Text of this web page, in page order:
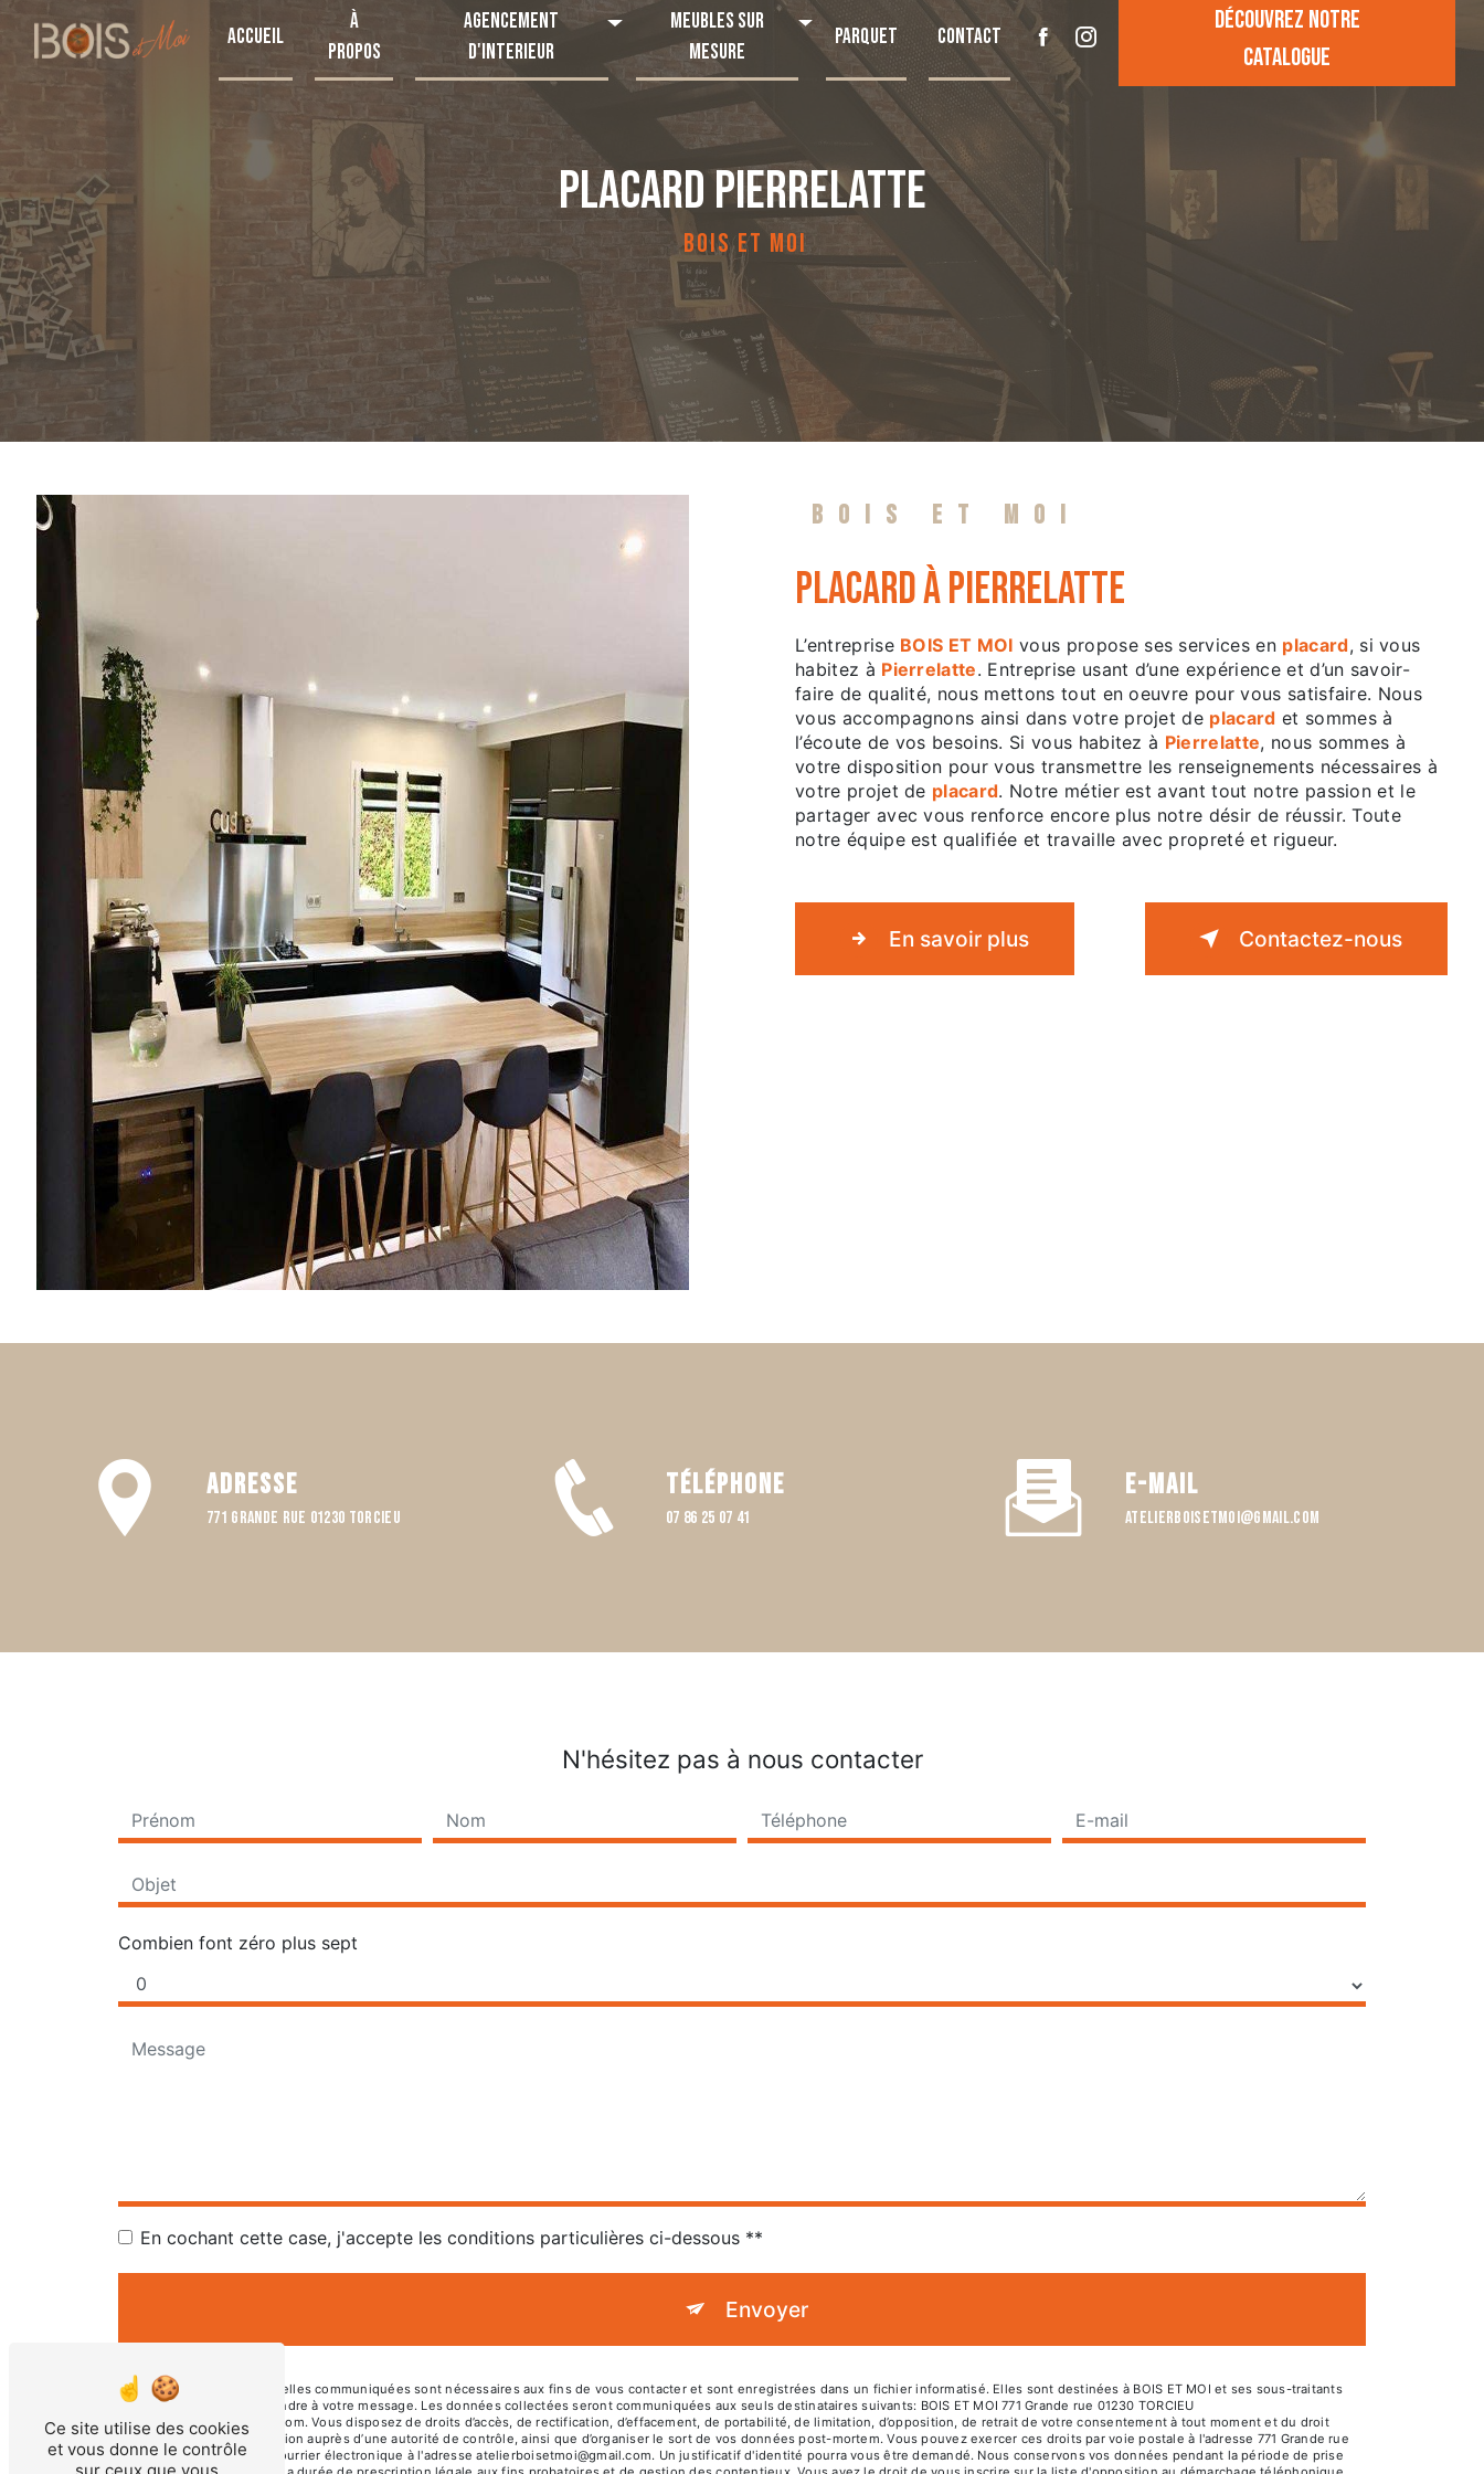
Accueil
À
propos
Agencement
d'interieur
Meubles sur
mesure
Parquet Contact
Découvrez notre
catalogue
PLACARD PIERRELATTE
BOIS ET MOI
BOIS ET MOI
placard à Pierrelatte
L’entreprise BOIS ET MOI vous propose ses services en placard, si vous
habitez à Pierrelatte. Entreprise usant d’une expérience et d’un savoir-
faire de qualité, nous mettons tout en oeuvre pour vous satisfaire. Nous
vous accompagnons ainsi dans votre projet de placard et sommes à
l’écoute de vos besoins. Si vous habitez à Pierrelatte, nous sommes à
votre disposition pour vous transmettre les renseignements nécessaires à
votre projet de placard. Notre métier est avant tout notre passion et le
partager avec vous renforce encore plus notre désir de réussir. Toute
notre équipe est qualifiée et travaille avec propreté et rigueur.
En savoir plus Contactez-nous
Adresse
771 Grande rue 01230 TORCIEU
Téléphone
07 86 25 07 41
E-mail
atelierboisetmoi@gmail.com
N'hésitez pas à nous contacter
Combien font zéro plus sept
En cochant cette case, j'accepte les conditions particulières ci-dessous **
Envoyer
** Les données personnelles communiquées sont nécessaires aux fins de vous contacter et sont enregistrées dans un fichier informatisé. Elles sont destinées à BOIS ET MOI et ses sous-traitants
dans le seul but de répondre à votre message. Les données collectées seront communiquées aux seuls destinataires suivants: BOIS ET MOI 771 Grande rue 01230 TORCIEU
atelierboisetmoi@gmail.com. Vous disposez de droits d’accès, de rectification, d’effacement, de portabilité, de limitation, d’opposition, de retrait de votre consentement à tout moment et du droit
d’introduire une réclamation auprès d’une autorité de contrôle, ainsi que d’organiser le sort de vos données post-mortem. Vous pouvez exercer ces droits par voie postale à l'adresse 771 Grande rue
01230 TORCIEU ou par courrier électronique à l'adresse atelierboisetmoi@gmail.com. Un justificatif d'identité pourra vous être demandé. Nous conservons vos données pendant la période de prise
Ce site utilise des cookies
et vous donne le contrôle